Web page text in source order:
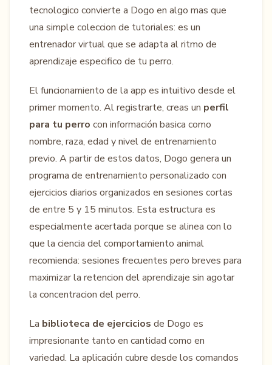
tecnologico convierte a Dogo en algo mas que
una simple coleccion de tutoriales: es un
entrenador virtual que se adapta al ritmo de
aprendizaje especifico de tu perro.
El funcionamiento de la app es intuitivo desde el
primer momento. Al registrarte, creas un perfil
para tu perro con información basica como
nombre, raza, edad y nivel de entrenamiento
previo. A partir de estos datos, Dogo genera un
programa de entrenamiento personalizado con
ejercicios diarios organizados en sesiones cortas
de entre 5 y 15 minutos. Esta estructura es
especialmente acertada porque se alinea con lo
que la ciencia del comportamiento animal
recomienda: sesiones frecuentes pero breves para
maximizar la retencion del aprendizaje sin agotar
la concentracion del perro.
La biblioteca de ejercicios de Dogo es
impresionante tanto en cantidad como en
variedad. La aplicación cubre desde los comandos